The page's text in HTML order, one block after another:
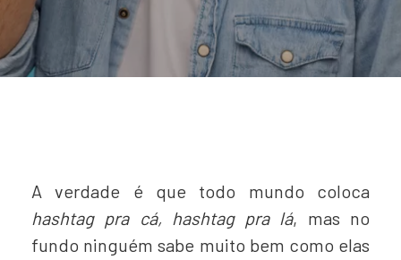
A verdade é que todo mundo coloca
hashtag pra cá, hashtag pra lá, mas no
fundo ninguém sabe muito bem como elas